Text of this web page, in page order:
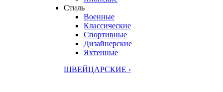
Стиль
Военные
Классические
Спортивные
Дизайнерские
Яхтенные
ШВЕЙЦАРСКИЕ ›